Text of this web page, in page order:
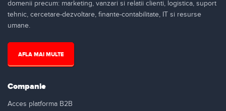
domenii precum: marketing, vanzari si relatii clienti, logistica, suport
tehnic, cercetare-dezvoltare, finante-contabilitate, IT si resurse
umane.
AFLA MAI MULTE
Companie
Acces platforma B2B